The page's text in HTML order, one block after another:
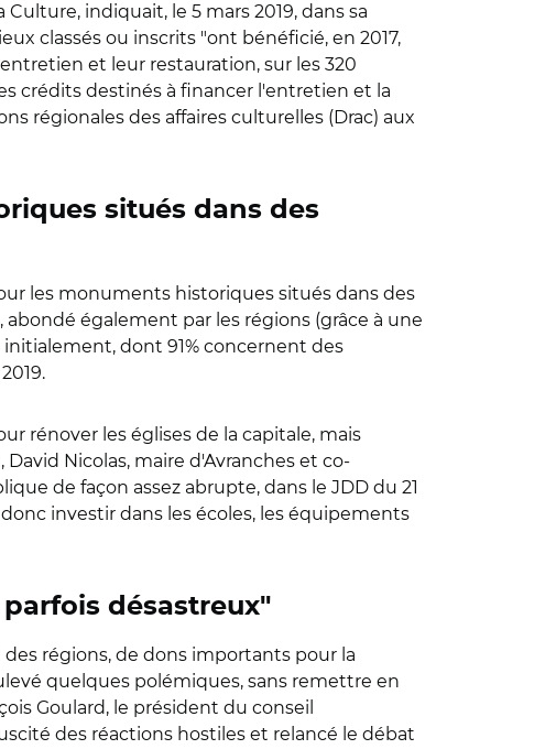
indiquait, le 5 mars 2019, dans sa
classés ou inscrits "ont bénéficié, en 2017,
et leur restauration, sur les 320
crédits destinés à financer l'entretien et la
régionales des affaires culturelles (Drac) aux
situés dans des
les monuments historiques situés dans des
également par les régions (grâce à une
dont 91% concernent des
rénover les églises de la capitale, mais
David Nicolas, maire d'Avranches et co-
de façon assez abrupte, dans le JDD du 21
investir dans les écoles, les équipements
désastreux"
régions, de dons importants pour la
quelques polémiques, sans remettre en
Goulard, le président du conseil
des réactions hostiles et relancé le débat